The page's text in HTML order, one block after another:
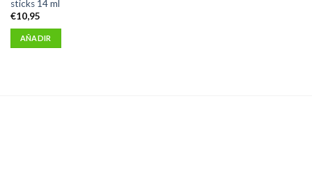
sticks 14 ml
€10,95
AÑADIR